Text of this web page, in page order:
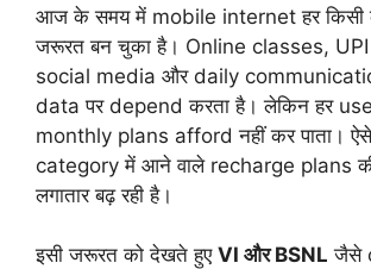
आज के समय में mobile internet हर किसी
जरूरत बन चुका है। Online classes,
social media और daily
data पर depend करता है। लेकिन हर
monthly plans afford नहीं कर पाता।
category में आने वाले recharge plans
लगातार बढ़ रही है।
इसी जरूरत को देखते हुए VI और BSNL जैसे